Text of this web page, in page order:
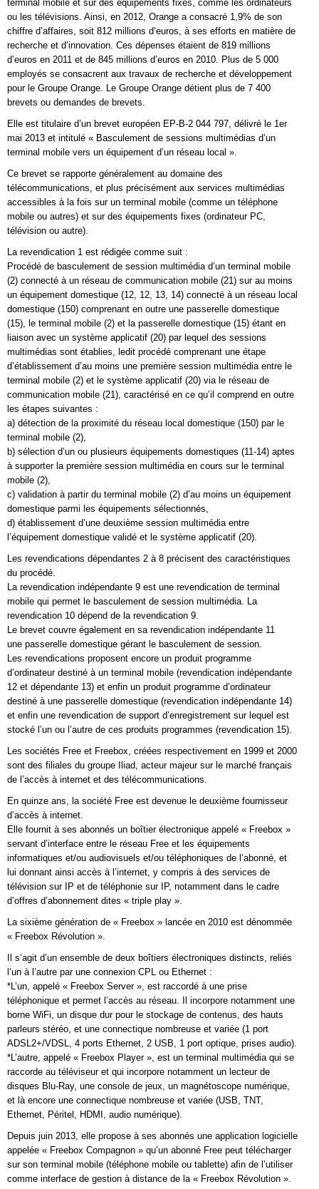
terminal mobile et sur des équipements fixes, comme les ordinateurs
ou les télévisions. Ainsi, en 2012, Orange a consacré 1,9% de son
chiffre d’affaires, soit 812 millions d’euros, à ses efforts en matière de
recherche et d’innovation. Ces dépenses étaient de 819 millions
d’euros en 2011 et de 845 millions d’euros en 2010. Plus de 5 000
employés se consacrent aux travaux de recherche et développement
pour le Groupe Orange. Le Groupe Orange détient plus de 7 400
brevets ou demandes de brevets.
Elle est titulaire d’un brevet européen EP-B-2 044 797, délivré le 1er
mai 2013 et intitulé « Basculement de sessions multimédias d’un
terminal mobile vers un équipement d’un réseau local ».
Ce brevet se rapporte généralement au domaine des
télécommunications, et plus précisément aux services multimédias
accessibles à la fois sur un terminal mobile (comme un téléphone
mobile ou autres) et sur des équipements fixes (ordinateur PC,
télévision ou autre).
La revendication 1 est rédigée comme suit :
Procédé de basculement de session multimédia d’un terminal mobile
(2) connecté à un réseau de communication mobile (21) sur au moins
un équipement domestique (12, 12, 13, 14) connecté à un réseau local
domestique (150) comprenant en outre une passerelle domestique
(15), le terminal mobile (2) et la passerelle domestique (15) étant en
liaison avec un système applicatif (20) par lequel des sessions
multimédias sont établies, ledit procédé comprenant une étape
d’établissement d’au moins une première session multimédia entre le
terminal mobile (2) et le système applicatif (20) via le réseau de
communication mobile (21), caractérisé en ce qu’il comprend en outre
les étapes suivantes :
a) détection de la proximité du réseau local domestique (150) par le
terminal mobile (2),
b) sélection d’un ou plusieurs équipements domestiques (11-14) aptes
à supporter la première session multimédia en cours sur le terminal
mobile (2),
c) validation à partir du terminal mobile (2) d’au moins un équipement
domestique parmi les équipements sélectionnés,
d) établissement d’une deuxième session multimédia entre
l’équipement domestique validé et le système applicatif (20).
Les revendications dépendantes 2 à 8 précisent des caractéristiques
du procédé.
La revendication indépendante 9 est une revendication de terminal
mobile qui permet le basculement de session multimédia. La
revendication 10 dépend de la revendication 9.
Le brevet couvre également en sa revendication indépendante 11
une passerelle domestique gérant le basculement de session.
Les revendications proposent encore un produit programme
d’ordinateur destiné à un terminal mobile (revendication indépendante
12 et dépendante 13) et enfin un produit programme d’ordinateur
destiné à une passerelle domestique (revendication indépendante 14)
et enfin une revendication de support d’enregistrement sur lequel est
stocké l’un ou l’autre de ces produits programmes (revendication 15).
Les sociétés Free et Freebox, créées respectivement en 1999 et 2000
sont des filiales du groupe Iliad, acteur majeur sur le marché français
de l’accès à internet et des télécommunications.
En quinze ans, la société Free est devenue le deuxième fournisseur
d’accès à internet.
Elle fournit à ses abonnés un boîtier électronique appelé « Freebox »
servant d’interface entre le réseau Free et les équipements
informatiques et/ou audiovisuels et/ou téléphoniques de l’abonné, et
lui donnant ainsi accès à l’internet, y compris à des services de
télévision sur IP et de téléphonie sur IP, notamment dans le cadre
d’offres d’abonnement dites « triple play ».
La sixième génération de « Freebox » lancée en 2010 est dénommée
« Freebox Révolution ».
Il s’agit d’un ensemble de deux boîtiers électroniques distincts, reliés
l’un à l’autre par une connexion CPL ou Ethernet :
*L’un, appelé « Freebox Server », est raccordé à une prise
téléphonique et permet l’accès au réseau. Il incorpore notamment une
borne WiFi, un disque dur pour le stockage de contenus, des hauts
parleurs stéréo, et une connectique nombreuse et variée (1 port
ADSL2+/VDSL, 4 ports Ethernet, 2 USB, 1 port optique, prises audio).
*L’autre, appelé « Freebox Player », est un terminal multimédia qui se
raccorde au téléviseur et qui incorpore notamment un lecteur de
disques Blu-Ray, une console de jeux, un magnétoscope numérique,
et là encore une connectique nombreuse et variée (USB, TNT,
Ethernet, Péritel, HDMI, audio numérique).
Depuis juin 2013, elle propose à ses abonnés une application logicielle
appelée « Freebox Compagnon » qu’un abonné Free peut télécharger
sur son terminal mobile (téléphone mobile ou tablette) afin de l’utiliser
comme interface de gestion à distance de la « Freebox Révolution ».